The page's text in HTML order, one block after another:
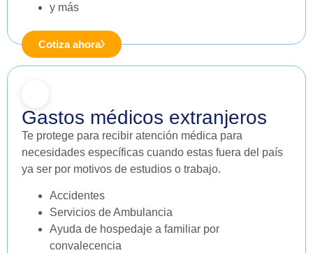
y más
Cotiza ahora
Gastos médicos extranjeros
Te protege para recibir atención médica para
necesidades específicas cuando estas fuera del país
ya ser por motivos de estudios o trabajo.
Accidentes
Servicios de Ambulancia
Ayuda de hospedaje a familiar por
convalecencia